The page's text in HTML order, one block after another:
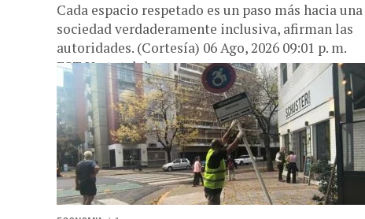
Cada espacio respetado es un paso más hacia una
sociedad verdaderamente inclusiva, afirman las
autoridades. (Cortesía) 06 Ago, 2026 09:01 p. m.
EST Un total de...